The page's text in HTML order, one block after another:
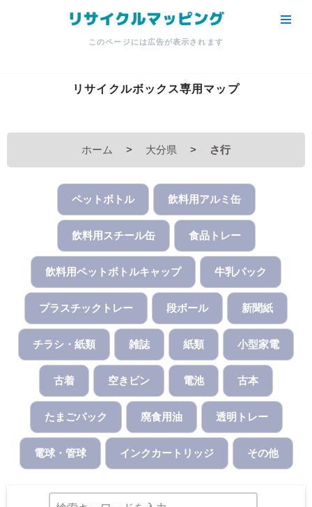
ッ
このページには広告が表示されます
リサイクルボックス専用マップ
ホーム > 大分県 > さ行
ペットボトル 飲料用アルミ缶
飲料用スチール缶 食品トレー
飲料用ペットボトルキャップ 牛乳パック
プラスチックトレー 段ボール 新聞紙
チラシ・紙類 雑誌 紙類 小型家電
古着 空きビン 電池 古本
たまごパック 廃食用油 透明トレー
電球・管球 インクカートリッジ その他